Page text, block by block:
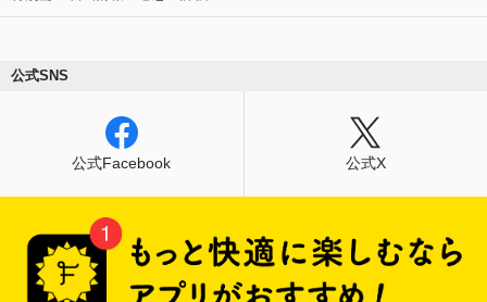
公式SNS
公式Facebook 公式X